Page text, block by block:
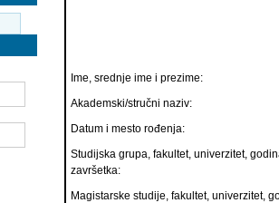
Ime, srednje ime i prezime:
Akademski/stručni naziv:
Datum i mesto rođenja:
Studijska grupa, fakultet, univerzitet,
završetka:
Magistarske studije, fakultet, univerzitet,